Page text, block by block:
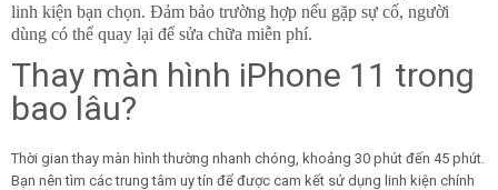
linh kiện bạn chọn. Đảm bảo trường hợp nếu gặp sự cố, người
dùng có thể quay lại để sửa chữa miễn phí.
Thay màn hình iPhone 11 trong
bao lâu?
Thời gian thay màn hình thường nhanh chóng, khoảng 30 phút đến 45 phút.
Bạn nên tìm các trung tâm uy tín để được cam kết sử dụng linh kiện chính